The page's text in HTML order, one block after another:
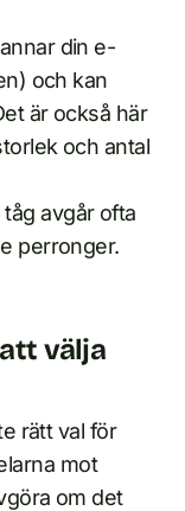
din e-
och kan
är också här
och antal
avgår ofta
perronger.
välja
rätt val för
mot
om det